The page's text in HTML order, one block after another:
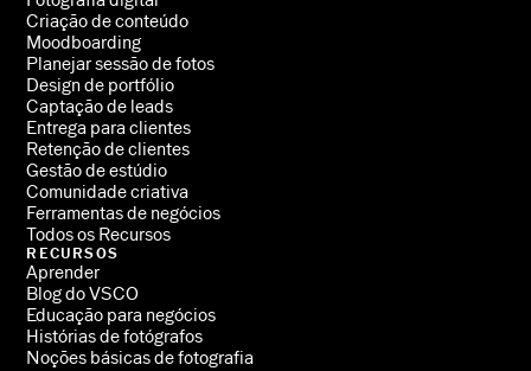
Criação de conteúdo
Moodboarding
Planejar sessão de fotos
Design de portfólio
Captação de leads
Entrega para clientes
Retenção de clientes
Gestão de estúdio
Comunidade criativa
Ferramentas de negócios
Todos os Recursos
RECURSOS
Aprender
Blog do VSCO
Educação para negócios
Histórias de fotógrafos
Noções básicas de fotografia